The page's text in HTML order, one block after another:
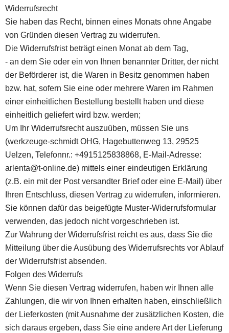
Widerrufsrecht
Sie haben das Recht, binnen eines Monats ohne Angabe
von Gründen diesen Vertrag zu widerrufen.
Die Widerrufsfrist beträgt einen Monat ab dem Tag,
- an dem Sie oder ein von Ihnen benannter Dritter, der nicht
der Beförderer ist, die Waren in Besitz genommen haben
bzw. hat, sofern Sie eine oder mehrere Waren im Rahmen
einer einheitlichen Bestellung bestellt haben und diese
einheitlich geliefert wird bzw. werden;
Um Ihr Widerrufsrecht auszuüben, müssen Sie uns
(werkzeuge-schmidt OHG, Hagebuttenweg 13, 29525
Uelzen, Telefonnr.: +4915125838868, E-Mail-Adresse:
arlenta@t-online.de) mittels einer eindeutigen Erklärung
(z.B. ein mit der Post versandter Brief oder eine E-Mail) über
Ihren Entschluss, diesen Vertrag zu widerrufen, informieren.
Sie können dafür das beigefügte Muster-Widerrufsformular
verwenden, das jedoch nicht vorgeschrieben ist.
Zur Wahrung der Widerrufsfrist reicht es aus, dass Sie die
Mitteilung über die Ausübung des Widerrufsrechts vor Ablauf
der Widerrufsfrist absenden.
Folgen des Widerrufs
Wenn Sie diesen Vertrag widerrufen, haben wir Ihnen alle
Zahlungen, die wir von Ihnen erhalten haben, einschließlich
der Lieferkosten (mit Ausnahme der zusätzlichen Kosten, die
sich daraus ergeben, dass Sie eine andere Art der Lieferung